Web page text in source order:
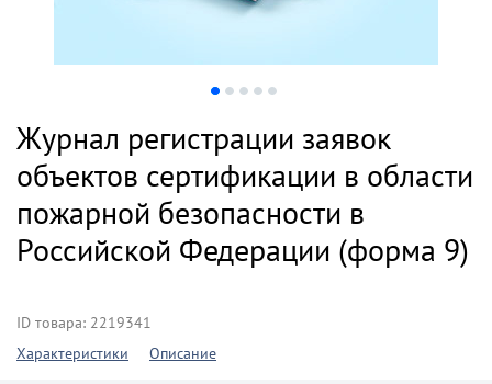
Журнал регистрации заявок
объектов сертификации в области
пожарной безопасности в
Российской Федерации (форма 9)
ID товара: 2219341
Характеристики
Описание